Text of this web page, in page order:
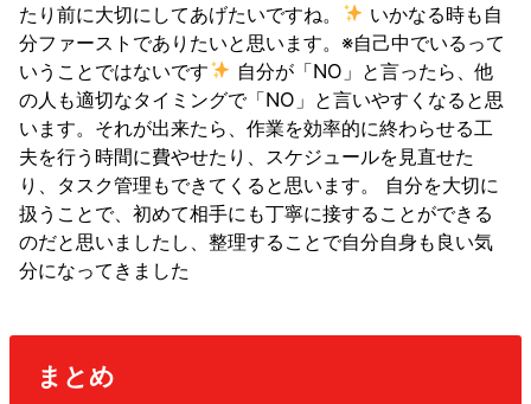
たり前に大切にしてあげたいですね。
いかなる時も自
分ファーストでありたいと思います。※自己中でいるって
いうことではないです
自分が「NO」と言ったら、他
の人も適切なタイミングで「NO」と言いやすくなると思
います。それが出来たら、作業を効率的に終わらせる工
夫を行う時間に費やせたり、スケジュールを見直せた
り、タスク管理もできてくると思います。 自分を大切に
扱うことで、初めて相手にも丁寧に接することができる
のだと思いましたし、整理することで自分自身も良い気
分になってきました
まとめ